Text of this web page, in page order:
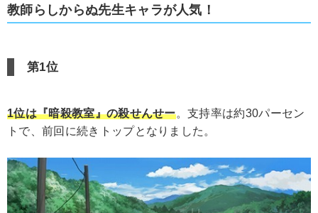
教師らしからぬ先生キャラが人気！
第1位
1位は『暗殺教室』の殺せんせー。支持率は約30パーセン
トで、前回に続きトップとなりました。